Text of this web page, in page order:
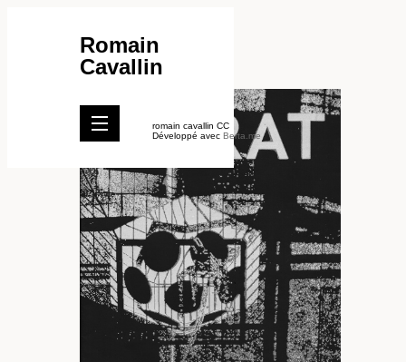
Romain
Cavallin
romain cavallin CC
Développé avec Berta.me